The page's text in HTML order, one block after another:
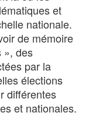
et
nationale.
de mémoire
», des
par la
élections
différentes
et nationales.